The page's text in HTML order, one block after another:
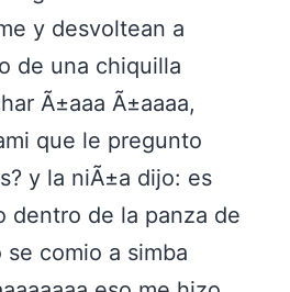
y desvoltean a
de una chiquilla
Ã±aaa Ã±aaaa,
que le pregunto
y la niÃ±a dijo: es
dentro de la panza de
comio a simba